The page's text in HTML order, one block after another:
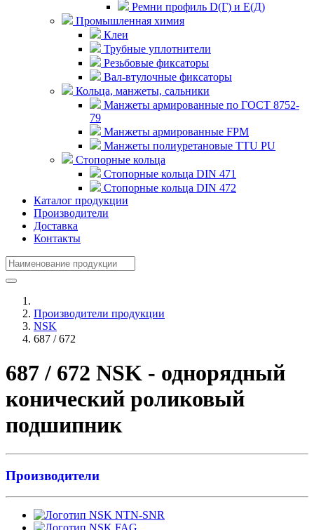
Ремни профиль D(Г) и E(Д)
Промышленная химия
Клеи
Трубные уплотнители
Резьбовые фиксаторы
Вал-втулочные фиксаторы
Кольца, манжеты, сальники
Манжеты армированные по ГОСТ 8752-
79
Манжеты армированные FPM
Манжеты полиуретановые TTU PU
Стопорные кольца
Стопорные кольца DIN 471
Стопорные кольца DIN 472
Каталог продукции
Производители
Доставка
Контакты
Производители продукции
NSK
687 / 672
687 / 672 NSK - однорядный
конический роликовый
подшипник
Производители
NTN-SNR